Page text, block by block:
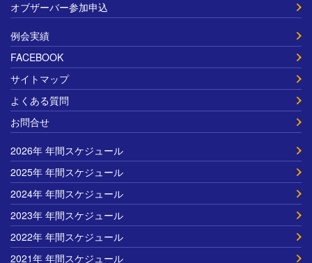
オブザーバー参加申込
例会実績
FACEBOOK
サイトマップ
よくある質問
お問合せ
2026年 年間スケジュール
2025年 年間スケジュール
2024年 年間スケジュール
2023年 年間スケジュール
2022年 年間スケジュール
2021年 年間スケジュール